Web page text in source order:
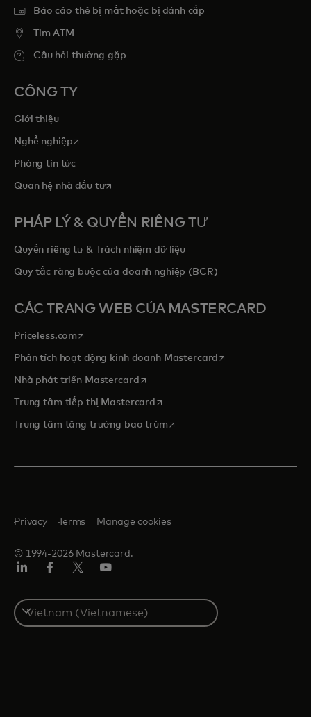
Báo cáo thẻ bị mất hoặc bị đánh cắp
Tim ATM
Câu hỏi thường gặp
CÔNG TY
Giới thiệu
Nghề nghiệpopens in a new tab
Phòng tin tức
Quan hệ nhà đầu tưopens in a new tab
PHÁP LÝ & QUYỀN RIÊNG TƯ
Quyền riêng tư & Trách nhiệm dữ liệu
Quy tắc ràng buộc của doanh nghiệp (BCR)
CÁC TRANG WEB CỦA MASTERCARD
Priceless.com opens in a new tab
Phân tích hoạt động kinh doanh Mastercard opens in a new tab
Nhà phát triển Mastercardopens in a new tab
Trung tâm tiếp thị Mastercardopens in a new tab
Trung tâm tăng trưởng bao trùmopens in a new tab
© 1994-2026 Mastercard.
Privacy Terms Manage cookies
Select
a
country